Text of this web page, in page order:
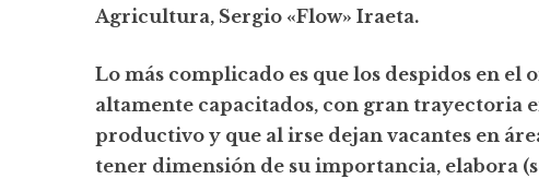
Agricultura, Sergio «Flow» Iraeta.
Lo más complicado es que los despidos en
altamente capacitados, con gran trayectoria
productivo y que al irse dejan vacantes en
tener dimensión de su importancia, elabora